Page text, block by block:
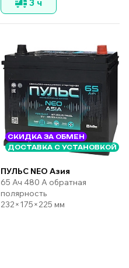
СКИДКА ЗА ОБМЕН
ДОСТАВКА С УСТАНОВКОЙ
ПУЛЬС NEO Азия
65 Ач 480 А обратная
полярность
232×175×225 мм